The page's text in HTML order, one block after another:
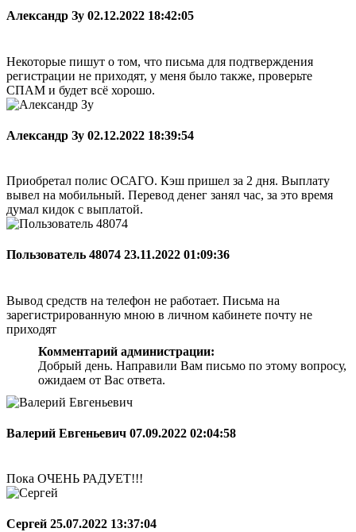
Александр Зу 02.12.2022 18:42:05
Некоторые пишут о том, что письма для подтверждения
регистрации не приходят, у меня было также, проверьте
СПАМ и будет всё хорошо.
Александр Зу 02.12.2022 18:39:54
Приобретал полис ОСАГО. Кэш пришел за 2 дня. Выплату
вывел на мобильный. Перевод денег занял час, за это время
думал кидок с выплатой.
Пользователь 48074 23.11.2022 01:09:36
Вывод средств на телефон не работает. Письма на
зарегистрированную мною в личном кабинете почту не
приходят
Комментарий администрации:
Добрый день. Направили Вам письмо по этому вопросу,
ожидаем от Вас ответа.
Валерий Евгеньевич 07.09.2022 02:04:58
Пока ОЧЕНЬ РАДУЕТ!!!
Сергей 25.07.2022 13:37:04